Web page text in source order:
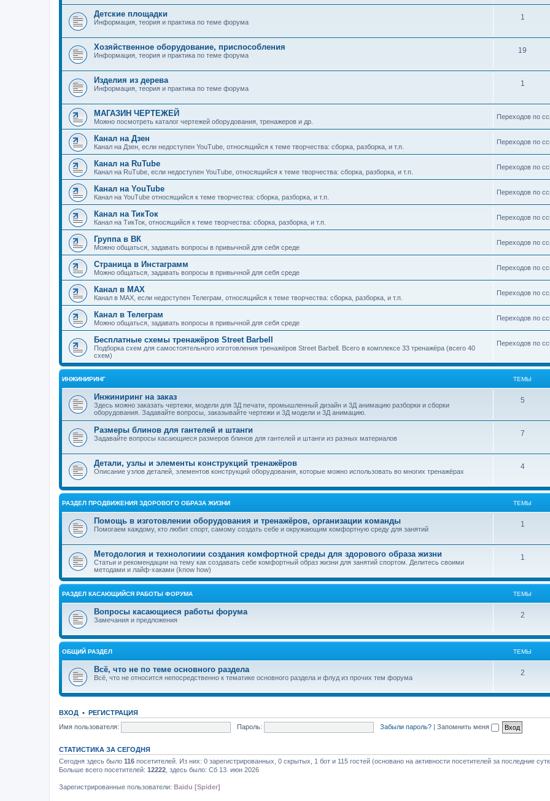
Детские площадки
Информация, теория и практика по теме форума
1
Хозяйственное оборудование, приспособления
Информация, теория и практика по теме форума
19
Изделия из дерева
Информация, теория и практика по теме форума
1
МАГАЗИН ЧЕРТЕЖЕЙ
Можно посмотреть каталог чертежей оборудования, тренажеров и др.
Переходов по
Канал на Дзен
Канал на Дзен, если недоступен YouTube, относящийся к теме творчества: сборка, разборка, и т.п.
Переходов по
Канал на RuTube
Канал на RuTube, если недоступен YouTube, относящийся к теме творчества: сборка, разборка, и т.п.
Переходов по
Канал на YouTube
Канал на YouTube относящийся к теме творчества: сборка, разборка, и т.п.
Переходов по
Канал на ТикТок
Канал на ТикТок, относящийся к теме творчества: сборка, разборка, и т.п.
Переходов по
Группа в ВК
Можно общаться, задавать вопросы в привычной для себя среде
Переходов по
Страница в Инстаграмм
Можно общаться, задавать вопросы в привычной для себя среде
Переходов по
Канал в MAX
Канал в MAX, если недоступен Телеграм, относящийся к теме творчества: сборка, разборка, и т.п.
Переходов по
Канал в Телеграм
Можно общаться, задавать вопросы в привычной для себя среде
Переходов по
Бесплатные схемы тренажёров Street Barbell
Подборка схем для самостоятельного изготовления тренажёров Street Barbell. Всего в комплексе 33 тренажёра (всего 40
схем)
Переходов по
ИНЖИНИРИНГ ТЕМЫ
Инжиниринг на заказ
Здесь можно заказать чертежи, модели для 3Д печати, промышленный дизайн и 3Д анимацию разборки и сборки
оборудования. Задавайте вопросы, заказывайте чертежи и 3Д модели и 3Д анимацию.
5
Размеры блинов для гантелей и штанги
Задавайте вопросы касающиеся размеров блинов для гантелей и штанги из разных материалов
7
Детали, узлы и элементы конструкций тренажёров
Описание узлов деталей, элементов конструкций оборудования, которые можно использовать во многих тренажёрах
4
РАЗДЕЛ ПРОДВИЖЕНИЯ ЗДОРОВОГО ОБРАЗА ЖИЗНИ ТЕМЫ
Помощь в изготовлении оборудования и тренажёров, организации команды
Помогаем каждому, кто любит спорт, самому создать себе и окружающим комфортную среду для занятий
1
Методология и технологиии создания комфортной среды для здорового образа жизни
Статьи и рекомендации на тему как создавать себе комфортный образ жизни для занятий спортом. Делитесь своими
методами и лайф-хаками (know how)
1
РАЗДЕЛ КАСАЮЩИЙСЯ РАБОТЫ ФОРУМА ТЕМЫ
Вопросы касающиеся работы форума
Замечания и предложения
2
ОБЩИЙ РАЗДЕЛ ТЕМЫ
Всё, что не по теме основного раздела
Всё, что не относится непосредственно к тематике основного раздела и флуд из прочих тем форума
2
ВХОД • РЕГИСТРАЦИЯ
Имя пользователя:
Пароль: Забыли пароль? | Запомнить меня
СТАТИСТИКА ЗА СЕГОДНЯ
Сегодня здесь было 116 посетителей. Из них: 0 зарегистрированных, 0 скрытых, 1 бот и 115 гостей (основано на активности посетителей за последние
Больше всего посетителей: 12222 , здесь было: Сб 13. июн 2026
Зарегистрированные пользователи: Baidu [Spider]